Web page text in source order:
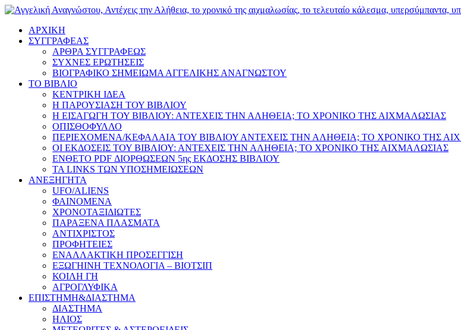
ΑΡΧΙΚΗ
ΣΥΓΓΡΑΦΕΑΣ
ΑΡΘΡΑ ΣΥΓΓΡΑΦΕΩΣ
ΣΥΧΝΕΣ ΕΡΩΤΗΣΕΙΣ
ΒΙΟΓΡΑΦΙΚΟ ΣΗΜΕΙΩΜΑ ΑΓΓΕΛΙΚΗΣ ΑΝΑΓΝΩΣΤΟΥ
ΤΟ ΒΙΒΛΙΟ
ΚΕΝΤΡΙΚΗ ΙΔΕΑ
Η ΠΑΡΟΥΣΙΑΣΗ ΤΟΥ ΒΙΒΛΙΟΥ
Η ΕΙΣΑΓΩΓΗ ΤΟΥ ΒΙΒΛΙΟΥ: ΑΝΤΕΧΕΙΣ ΤΗΝ ΑΛΗΘΕΙΑ; ΤΟ ΧΡΟΝΙΚΟ ΤΗΣ ΑΙΧΜΑΛΩΣΙΑΣ
ΟΠΙΣΘΟΦΥΛΛΟ
ΠΕΡΙΕΧΟΜΕΝΑ/ΚΕΦΑΛΑΙΑ ΤΟΥ ΒΙΒΛΙΟΥ ΑΝΤΕΧΕΙΣ ΤΗΝ ΑΛΗΘΕΙΑ; ΤΟ ΧΡΟΝΙΚΟ ΤΗΣ
ΟΙ ΕΚΔΟΣΕΙΣ ΤΟΥ ΒΙΒΛΙΟΥ: ΑΝΤΕΧΕΙΣ ΤΗΝ ΑΛΗΘΕΙΑ; ΤΟ ΧΡΟΝΙΚΟ ΤΗΣ ΑΙΧΜΑΛΩΣΙΑΣ
ΕΝΘΕΤΟ PDF ΔΙΟΡΘΩΣΕΩΝ 5ης ΕΚΔΟΣΗΣ ΒΙΒΛΙΟΥ
ΤΑ LINKS ΤΩΝ ΥΠΟΣΗΜΕΙΩΣΕΩΝ
ΑΝΕΞΗΓΗΤΑ
UFO/ALIENS
ΦΑΙΝΟΜΕΝΑ
ΧΡΟΝΟΤΑΞΙΔΙΩΤΕΣ
ΠΑΡΑΞΕΝΑ ΠΛΑΣΜΑΤΑ
ΑΝΤΙΧΡΙΣΤΟΣ
ΠΡΟΦΗΤΕΙΕΣ
ΕΝΑΛΛΑΚΤΙΚΗ ΠΡΟΣΕΓΓΙΣΗ
ΕΞΩΓΗΙΝΗ ΤΕΧΝΟΛΟΓΙΑ – ΒΙΟΤΣΙΠ
ΚΟΙΛΗ ΓΗ
ΑΓΡΟΓΛΥΦΙΚΑ
ΕΠΙΣΤΗΜΗ&ΔΙΑΣΤΗΜΑ
ΔΙΑΣΤΗΜΑ
ΗΛΙΟΣ